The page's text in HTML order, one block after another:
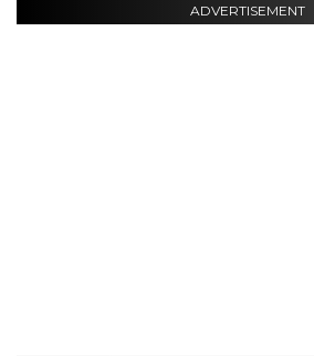
ADVERTISEMENT